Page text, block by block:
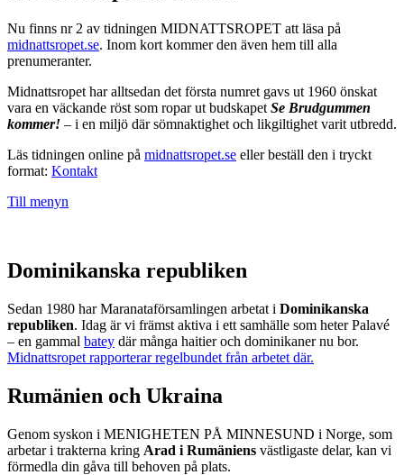
Nu finns nr 2 av tidningen MIDNATTSROPET att läsa på
midnattsropet.se. Inom kort kommer den även hem till alla
prenumeranter.
Midnattsropet har alltsedan det första numret gavs ut 1960 önskat
vara en väckande röst som ropar ut budskapet Se Brudgummen
kommer! – i en miljö där sömnaktighet och likgiltighet varit utbredd.
Läs tidningen online på midnattsropet.se eller beställ den i tryckt
format: Kontakt
Till menyn
Dominikanska republiken
Sedan 1980 har Maranataförsamlingen arbetat i Dominikanska
republiken. Idag är vi främst aktiva i ett samhälle som heter Palavé
– en gammal batey där många haitier och dominikaner nu bor.
Midnattsropet rapporterar regelbundet från arbetet där.
Rumänien och Ukraina
Genom syskon i MENIGHETEN PÅ MINNESUND i Norge, som
arbetar i trakterna kring Arad i Rumäniens västligaste delar, kan vi
förmedla din gåva till behoven på plats.